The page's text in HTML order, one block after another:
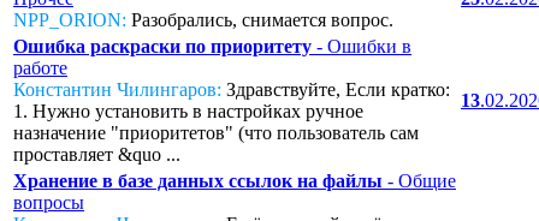
NPP_ORION: Разобрались, снимается вопрос.
Ошибка раскраски по приоритету - Ошибки в
работе
Константин Чилингаров: Здравствуйте, Если кратко:
1. Нужно установить в настройках ручное
назначение "приоритетов" (что пользователь сам
проставляет &quo ...
13
Хранение в базе данных ссылок на файлы - Общие
вопросы